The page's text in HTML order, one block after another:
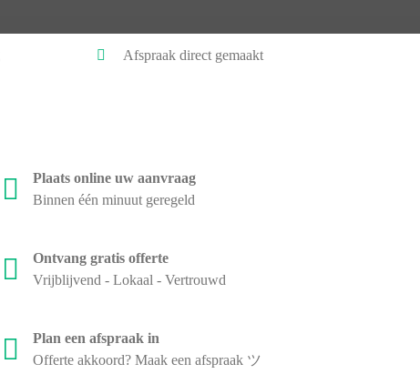
Afspraak direct gemaakt
Plaats online uw aanvraag
Binnen één minuut geregeld
Ontvang gratis offerte
Vrijblijvend - Lokaal - Vertrouwd
Plan een afspraak in
Offerte akkoord? Maak een afspraak ツ